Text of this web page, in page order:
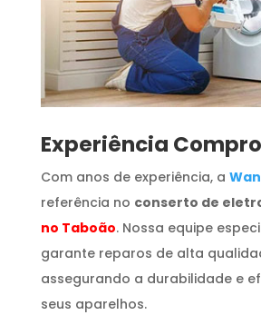
​Experiência
Com anos de experiência, a
referência no conserto de
no Taboão. Nossa equipe
garante reparos de alta
assegurando a durabilidade e
seus aparelhos.